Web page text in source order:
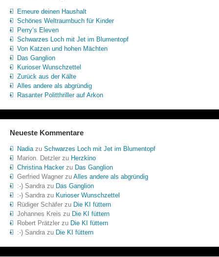
Erneure deinen Haushalt
Schönes Weltraumbuch für Kinder
Perry’s Eleven
Schwarzes Loch mit Jet im Blumentopf
Von Katzen und hohen Mächten
Das Ganglion
Kurioser Wunschzettel
Zurück aus der Kälte
Alles andere als abgründig
Rasanter Politthriller auf Arkon
Neueste Kommentare
Nadiazu Schwarzes Loch mit Jet im Blumentopf
Marion. Detzlerzu Herzkino
Christina Hackerzu Das Ganglion
Gerfried Wagnerzu Alles andere als abgründig
:-) Sandrazu Das Ganglion
:-) Sandrazu Kurioser Wunschzettel
Rüdiger Schäferzu Die KI füttern
Johannes Kreis zu Die KI füttern
Robert Prätzlerzu Die KI füttern
:-) Sandrazu Die KI füttern